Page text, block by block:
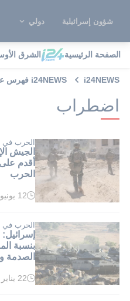
شؤون إسرائيلية دولي
الصفحة الرئيسية الشرق
i24NEWS i24NEWS فهرس علامات
اضطراب
الحرب في
الجيش
أقدم
الحرب
وقت
دقيقة.
12 يونيو 2024
الحرب في
بنسبة
الصدمة
وقت
22 يناير 2024